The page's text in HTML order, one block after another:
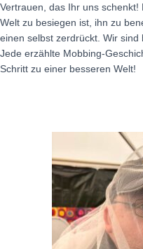
Vertrauen, das Ihr uns
Welt zu besiegen ist, ihn zu
einen selbst zerdrückt. Wir
Jede erzählte Mobbing-
Schritt zu einer besseren Welt!